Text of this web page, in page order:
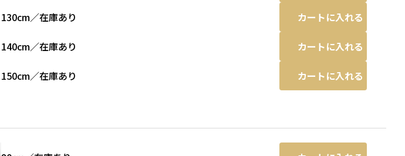
130cm／在庫あり カートに入れる
140cm／在庫あり カートに入れる
150cm／在庫あり カートに入れる